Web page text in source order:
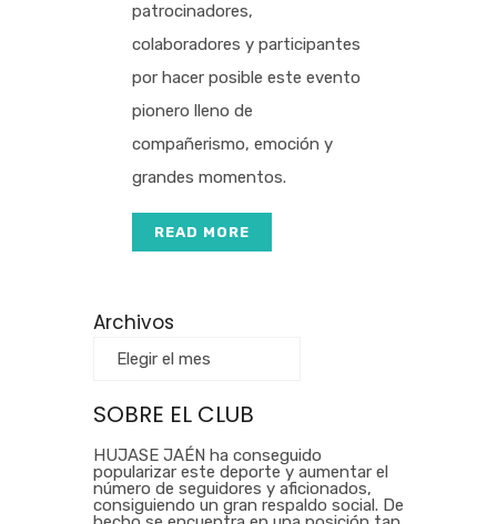
patrocinadores,
colaboradores y participantes
por hacer posible este evento
pionero lleno de
compañerismo, emoción y
grandes momentos.
READ MORE
Archivos
SOBRE EL CLUB
HUJASE JAÉN ha conseguido
popularizar este deporte y aumentar el
número de seguidores y aficionados,
consiguiendo un gran respaldo social. De